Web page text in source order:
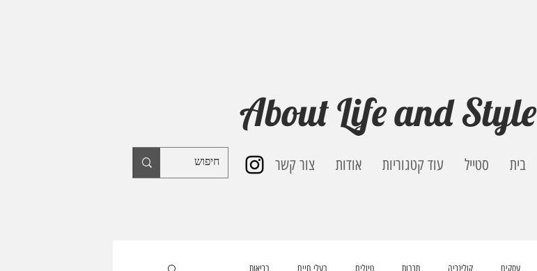
About Life and Style
בית סטייל עוד קטגוריות אודות צור קשר
עסקים קולינריה תרבות טיולים בעלי חיים בריאות